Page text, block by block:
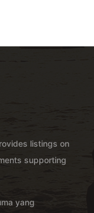
listings on
supporting
yang